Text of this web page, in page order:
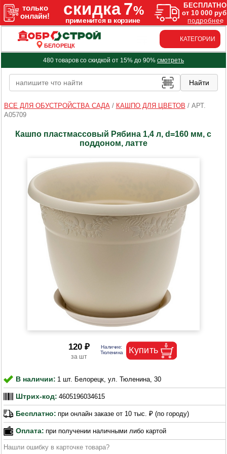
БЕЛОРЕЦК
КАТЕГОРИИ
480 товаров со скидкой от 15% до 90% смотреть
ВСЕ ДЛЯ ОБУСТРОЙСТВА САДА/ КАШПО ДЛЯ ЦВЕТОВ / АРТ.
A05709
Кашпо пластмассовый Рябина 1,4 л, d=160 мм, с
поддоном, латте
120 ₽
В наличии: 1 шт. Белорецк, ул. Тюленина, 30
Штрих-код: 4605196034615
Бесплатно: при онлайн заказе от 10 тыс. ₽ (по городу)
Оплата: при получении наличными либо картой
Нашли ошибку в карточке товара?